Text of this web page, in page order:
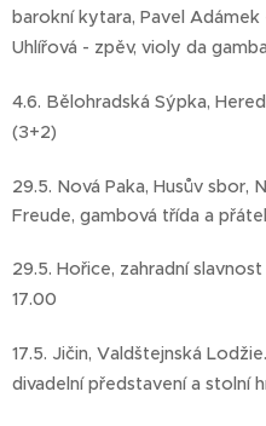
barokní kytara, Pavel
Uhlířová - zpěv, violy da
4.6. Bělohradská Sýpka,
(3+2)
29.5. Nová Paka, Husův sbor,
Freude, gambová třída a
29.5. Hořice, zahradní
17.00
17.5. Jičin, Valdštejnská
divadelní představení a stolní